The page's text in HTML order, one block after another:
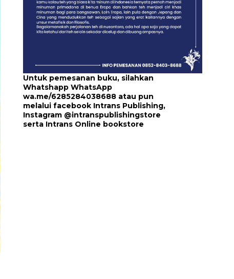
Untuk pemesanan buku, silahkan
Whatshapp WhatsApp
wa.me/6285284038688 atau pun
melalui facebook Intrans Publishing,
Instagram @intranspublishingstore
serta Intrans Online bookstore